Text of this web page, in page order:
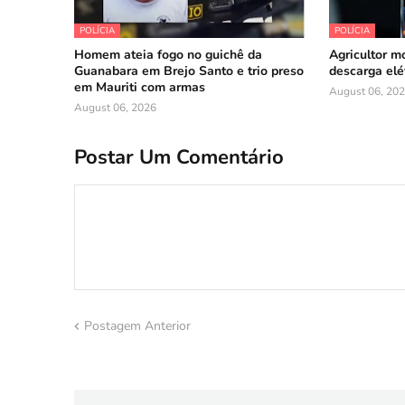
POLÍCIA
Homem ateia fogo no guichê da
Guanabara em Brejo Santo e trio preso
em Mauriti com armas
August 06, 2026
POLÍCIA
Agricultor
descarga
August 06,
Postar Um Comentário
Postagem Anterior